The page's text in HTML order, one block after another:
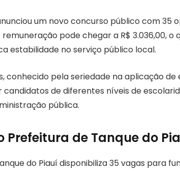
um novo concurso público com 35
pode chegar a R$ 3.036,00, o
estabilidade no serviço público local.
conhecido pela seriedade na aplicação de
de diferentes níveis de
pública.
Prefeitura de Tanque do
do Piauí disponibiliza 35 vagas para